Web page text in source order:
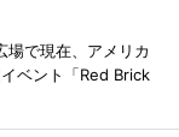
場で現在、アメリカ
ベント「Red Brick